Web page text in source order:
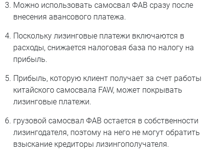
Можно использовать самосвал ФАВ сразу после
внесения авансового платежа.
Поскольку лизинговые платежи включаются в
расходы, снижается налоговая база по налогу на
прибыль.
Прибыль, которую клиент получает за счет работы
китайского самосвала FAW, может покрывать
лизинговые платежи.
грузовой самосвал ФАВ остается в собственности
лизингодателя, поэтому на него не могут обратить
взыскание кредиторы лизингополучателя.